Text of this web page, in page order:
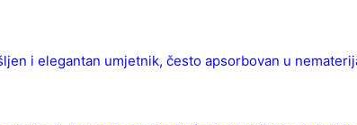
i elegantan umjetnik, često apsorbovan u